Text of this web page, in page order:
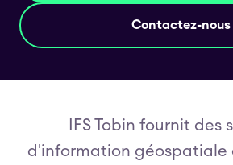
Contactez-nous
IFS Tobin fournit des
d'information géospatiale